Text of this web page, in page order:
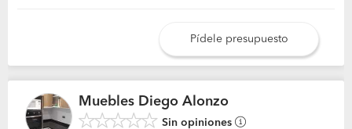
Pídele presupuesto
Muebles Diego Alonzo
Sin opiniones